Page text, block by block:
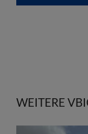
WEITERE